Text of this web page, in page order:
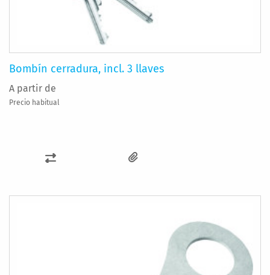
Bombín cerradura, incl. 3 llaves
A partir de
Precio habitual
AÑADIR
COMPARAR